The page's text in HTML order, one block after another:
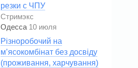
резки с ЧПУ
Стримэкс
Одесса 10 июля
Різноробочий на
м’ясокомбінат без досвіду
(проживання, харчування)